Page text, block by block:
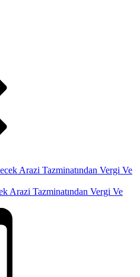
Arazi Tazminatından Vergi Ve